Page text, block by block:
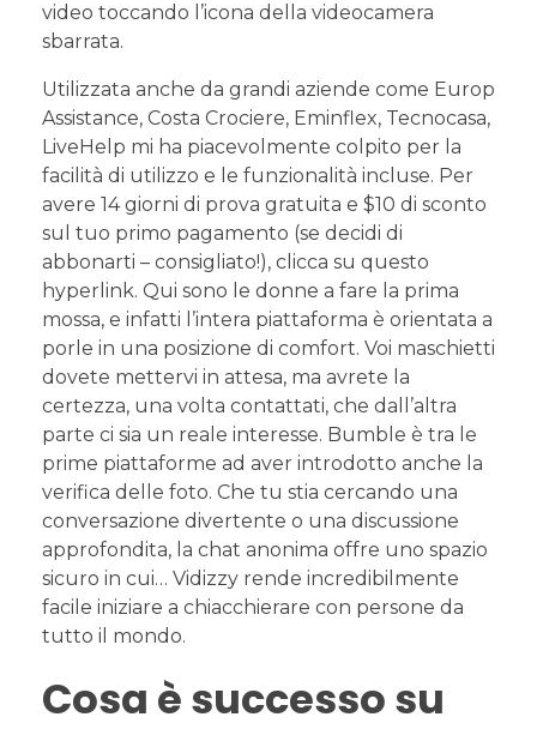
video toccando l’icona della videocamera
sbarrata.
Utilizzata anche da grandi aziende come Europ
Assistance, Costa Crociere, Eminflex, Tecnocasa,
LiveHelp mi ha piacevolmente colpito per la
facilità di utilizzo e le funzionalità incluse. Per
avere 14 giorni di prova gratuita e $10 di sconto
sul tuo primo pagamento (se decidi di
abbonarti – consigliato!), clicca su questo
hyperlink. Qui sono le donne a fare la prima
mossa, e infatti l’intera piattaforma è orientata a
porle in una posizione di comfort. Voi maschietti
dovete mettervi in attesa, ma avrete la
certezza, una volta contattati, che dall’altra
parte ci sia un reale interesse. Bumble è tra le
prime piattaforme ad aver introdotto anche la
verifica delle foto. Che tu stia cercando una
conversazione divertente o una discussione
approfondita, la chat anonima offre uno spazio
sicuro in cui… Vidizzy rende incredibilmente
facile iniziare a chiacchierare con persone da
tutto il mondo.
Cosa è successo su